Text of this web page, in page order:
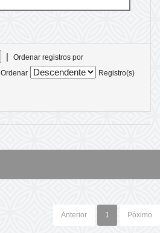
|
Ordenar registros por
Ordenar
Registro(s)
Anterior 1 Póximo